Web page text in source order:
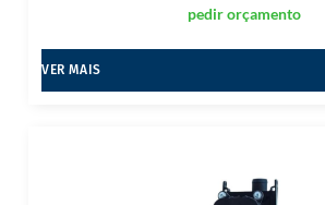
pedir orçamento
VER MAIS